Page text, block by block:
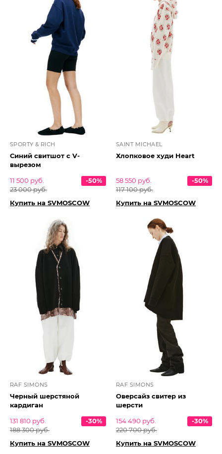
SPORTY & RICH
Синий свитшот с V-
вырезом
11 500 руб.
23 000 руб.
-50%
Купить на SVMOSCOW
SAINT MICHAEL
Хлопковое худи Heart
58 550 руб.
117 100 руб.
-50%
Купить на SVMOSCOW
RAF SIMONS
Черный шерстяной
кардиган
131 810 руб.
188 300 руб.
-30%
Купить на SVMOSCOW
RAF SIMONS
Оверсайз свитер из
шерсти
154 490 руб.
220 700 руб.
-30%
Купить на SVMOSCOW